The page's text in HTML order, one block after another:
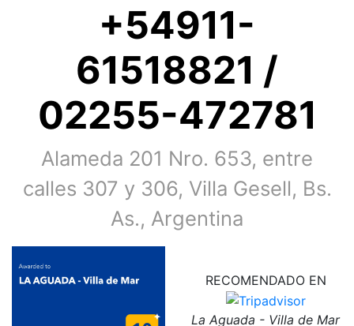
+54911-
61518821 /
02255-472781
Alameda 201 Nro. 653, entre
calles 307 y 306, Villa Gesell, Bs.
As., Argentina
RECOMENDADO EN
La Aguada - Villa de Mar